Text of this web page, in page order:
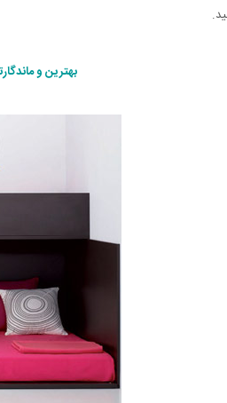
بهترین و